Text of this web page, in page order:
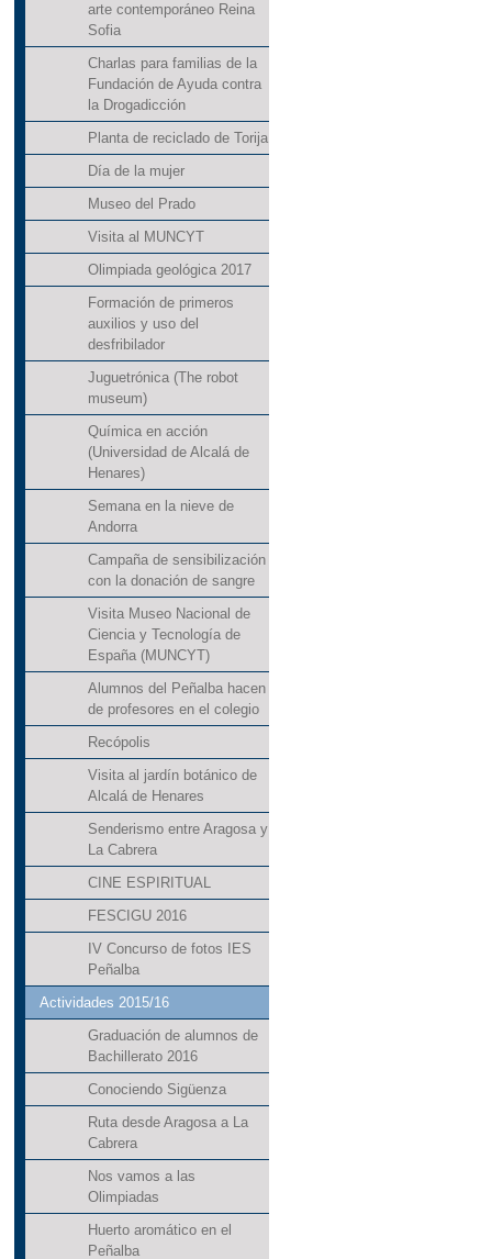
arte contemporáneo Reina
Sofia
Charlas para familias de la
Fundación de Ayuda contra
la Drogadicción
Planta de reciclado de Torija
Día de la mujer
Museo del Prado
Visita al MUNCYT
Olimpiada geológica 2017
Formación de primeros
auxilios y uso del
desfribilador
Juguetrónica (The robot
museum)
Química en acción
(Universidad de Alcalá de
Henares)
Semana en la nieve de
Andorra
Campaña de sensibilización
con la donación de sangre
Visita Museo Nacional de
Ciencia y Tecnología de
España (MUNCYT)
Alumnos del Peñalba hacen
de profesores en el colegio
Recópolis
Visita al jardín botánico de
Alcalá de Henares
Senderismo entre Aragosa y
La Cabrera
CINE ESPIRITUAL
FESCIGU 2016
IV Concurso de fotos IES
Peñalba
Actividades 2015/16
Graduación de alumnos de
Bachillerato 2016
Conociendo Sigüenza
Ruta desde Aragosa a La
Cabrera
Nos vamos a las
Olimpiadas
Huerto aromático en el
Peñalba